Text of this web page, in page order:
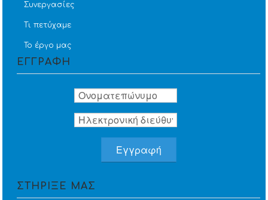
Συνεργασίες
Τι πετύχαμε
Το έργο μας
ΕΓΓΡΑΦΗ
ΣΤΗΡΙΞΕ ΜΑΣ